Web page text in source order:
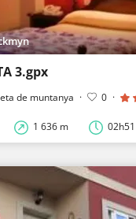
3.gpx
de muntanya · 0 ·
1 636 m 02h51